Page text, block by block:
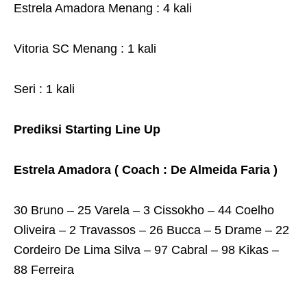
Estrela Amadora Menang : 4 kali
Vitoria SC Menang : 1 kali
Seri : 1 kali
Prediksi Starting Line Up
Estrela Amadora ( Coach : De Almeida Faria )
30 Bruno – 25 Varela – 3 Cissokho – 44 Coelho
Oliveira – 2 Travassos – 26 Bucca – 5 Drame – 22
Cordeiro De Lima Silva – 97 Cabral – 98 Kikas –
88 Ferreira